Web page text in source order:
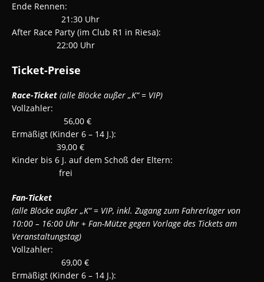
Ende Rennen:
21:30 Uhr
After Race Party (im Club R1 in Riesa):
22:00 Uhr
Ticket-Preise
Race-Ticket (alle Blöcke außer „K“ = VIP)
Vollzahler:
56,00 €
Ermäßigt (Kinder 6 – 14 J.):
39,00 €
Kinder bis 6 J. auf dem Schoß der Eltern:
frei
Fan-Ticket
(alle Blöcke außer „K“ = VIP, inkl. Zugang zum Fahrerlager von
10:00 – 16:00 Uhr + Fan-Mütze gegen Vorlage des Tickets am
Veranstaltungstag)
Vollzahler:
69,00 €
Ermäßigt (Kinder 6 – 14 J.):